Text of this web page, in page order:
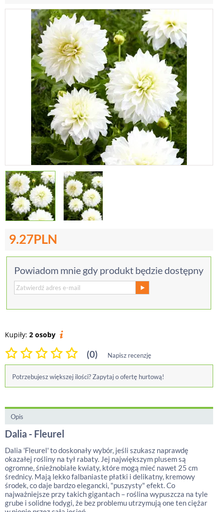
9.27PLN
Powiadom mnie gdy produkt będzie dostępny
Kupiły: 2 osoby
(0) Napisz recenzję
Potrzebujesz większej ilości? Zapytaj o ofertę hurtową!
Opis
Dalia - Fleurel
Dalia 'Fleurel' to doskonały wybór, jeśli szukasz naprawdę
okazałej rośliny na tył rabaty. Jej największym plusem są
ogromne, śnieżnobiałe kwiaty, które mogą mieć nawet 25 cm
średnicy. Mają lekko falbaniaste płatki i delikatny, kremowy
środek, co daje bardzo elegancki, "puszysty" efekt. Co
najważniejsze przy takich gigantach – roślina wypuszcza na tyle
grube i solidne łodygi, że bez problemu utrzymują one ten ciężar